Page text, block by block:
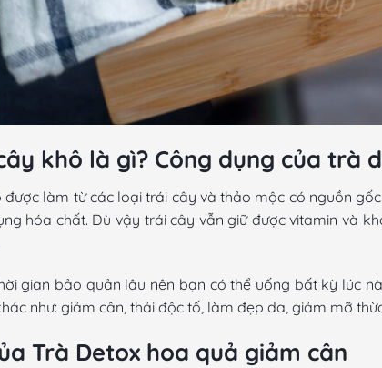
khô là gì? Công dụng của trà
làm từ các loại trái cây và thảo mộc có nguồn
hóa chất. Dù vậy trái cây vẫn giữ được vitamin và
gian bảo quản lâu nên bạn có thể uống bất kỳ lúc
như: giảm cân, thải độc tố, làm đẹp da, giảm mỡ
Trà Detox hoa quả giảm cân